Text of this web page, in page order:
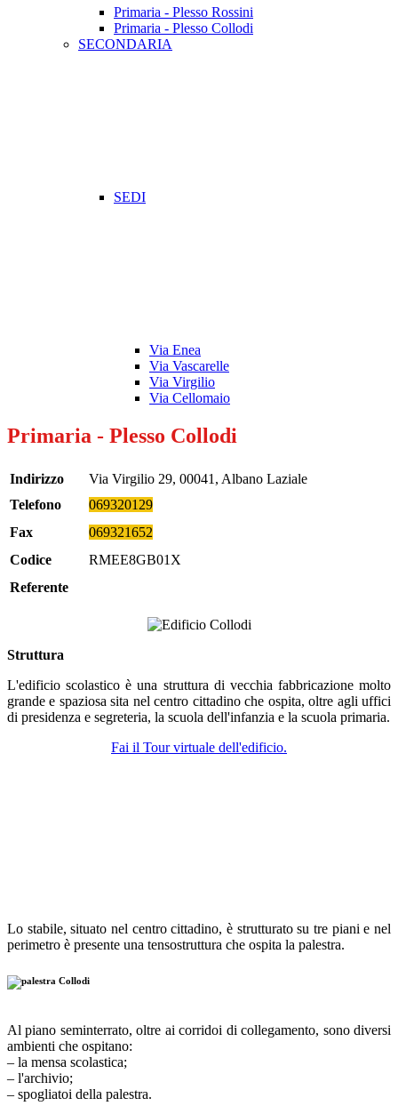
Primaria - Plesso Rossini
Primaria - Plesso Collodi
SECONDARIA
SEDI
Via Enea
Via Vascarelle
Via Virgilio
Via Cellomaio
Primaria - Plesso Collodi
Indirizzo
Via Virgilio 29, 00041, Albano Laziale
Telefono
069320129
Fax
069321652
Codice
RMEE8GB01X
Referente
Struttura
L'edificio scolastico è una struttura di vecchia fabbricazione molto
grande e spaziosa sita nel centro cittadino che ospita, oltre agli uffici
di presidenza e segreteria, la scuola dell'infanzia e la scuola primaria.
Fai il Tour virtuale dell'edificio.
Lo stabile, situato nel centro cittadino, è strutturato su tre piani e nel
perimetro è presente una tensostruttura che ospita la palestra.
Al piano seminterrato, oltre ai corridoi di collegamento, sono diversi
ambienti che ospitano:
– la mensa scolastica;
– l'archivio;
– spogliatoi della palestra.